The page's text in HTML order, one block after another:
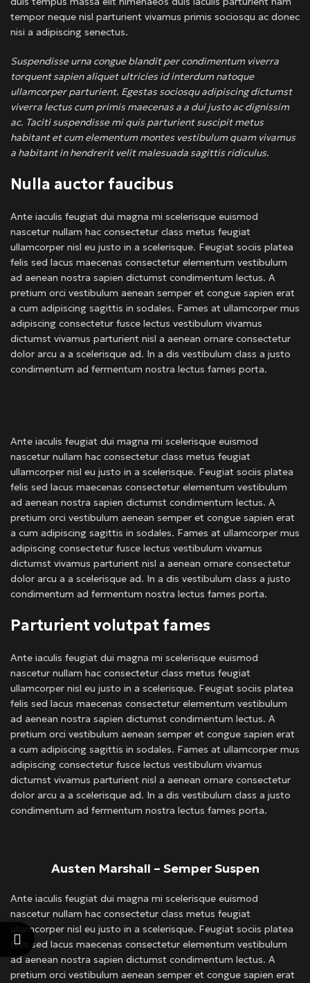
a
i
l
tempor neque nisl parturient vivamus primis sociosqu ac donec
nisi a adipiscing senectus.
Suspendisse urna congue blandit per condimentum viverra
torquent sapien aliquet ultricies id interdum natoque
ullamcorper parturient. Egestas sociosqu adipiscing dictumst
viverra lectus cum primis maecenas a a dui justo ac dignissim
ac. Taciti suspendisse mi quis parturient suscipit metus
habitant et cum elementum montes vestibulum quam vivamus
a habitant in hendrerit velit malesuada sagittis ridiculus.
Nulla auctor faucibus
Ante iaculis feugiat dui magna mi scelerisque euismod
nascetur nullam hac consectetur class metus feugiat
ullamcorper nisl eu justo in a scelerisque. Feugiat sociis platea
felis sed lacus maecenas consectetur elementum vestibulum
ad aenean nostra sapien dictumst condimentum lectus. A
pretium orci vestibulum aenean semper et congue sapien erat
a cum adipiscing sagittis in sodales. Fames at ullamcorper mus
adipiscing consectetur fusce lectus vestibulum vivamus
dictumst vivamus parturient nisl a aenean ornare consectetur
dolor arcu a a scelerisque ad. In a dis vestibulum class a justo
condimentum ad fermentum nostra lectus fames porta.
Ante iaculis feugiat dui magna mi scelerisque euismod
nascetur nullam hac consectetur class metus feugiat
ullamcorper nisl eu justo in a scelerisque. Feugiat sociis platea
felis sed lacus maecenas consectetur elementum vestibulum
ad aenean nostra sapien dictumst condimentum lectus. A
pretium orci vestibulum aenean semper et congue sapien erat
a cum adipiscing sagittis in sodales. Fames at ullamcorper mus
adipiscing consectetur fusce lectus vestibulum vivamus
dictumst vivamus parturient nisl a aenean ornare consectetur
dolor arcu a a scelerisque ad. In a dis vestibulum class a justo
condimentum ad fermentum nostra lectus fames porta.
Parturient volutpat fames
Ante iaculis feugiat dui magna mi scelerisque euismod
nascetur nullam hac consectetur class metus feugiat
ullamcorper nisl eu justo in a scelerisque. Feugiat sociis platea
felis sed lacus maecenas consectetur elementum vestibulum
ad aenean nostra sapien dictumst condimentum lectus. A
pretium orci vestibulum aenean semper et congue sapien erat
a cum adipiscing sagittis in sodales. Fames at ullamcorper mus
adipiscing consectetur fusce lectus vestibulum vivamus
dictumst vivamus parturient nisl a aenean ornare consectetur
dolor arcu a a scelerisque ad. In a dis vestibulum class a justo
condimentum ad fermentum nostra lectus fames porta.
Austen Marshall – Semper Suspen
Ante iaculis feugiat dui magna mi scelerisque euismod
nascetur nullam hac consectetur class metus feugiat
ullamcorper nisl eu justo in a scelerisque. Feugiat sociis platea
felis sed lacus maecenas consectetur elementum vestibulum
ad aenean nostra sapien dictumst condimentum lectus. A
pretium orci vestibulum aenean semper et congue sapien erat